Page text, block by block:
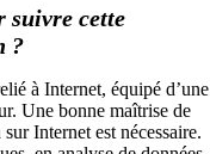
suivre cette
?
à Internet, équipé d’une
Une bonne maîtrise de
Internet est nécessaire.